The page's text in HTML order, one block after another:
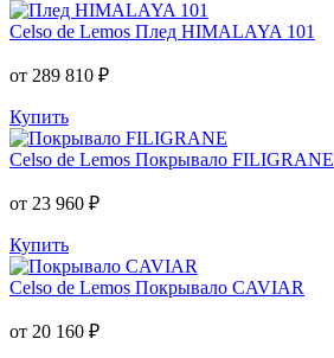
Celso de Lemos Плед HIMALAYA 101
от 289 810 ₽
Купить
Celso de Lemos Покрывало FILIGRANE
от 23 960 ₽
Купить
Celso de Lemos Покрывало CAVIAR
от 20 160 ₽